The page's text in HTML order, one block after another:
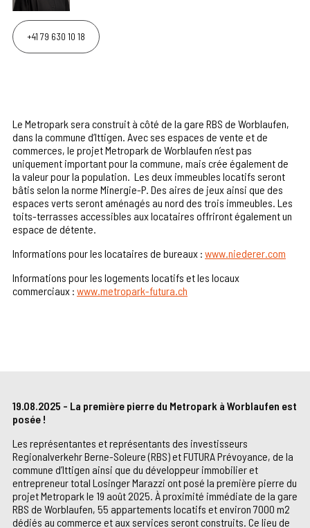
+41 79 630 10 18
Le Metropark sera construit à côté de la gare RBS de Worblaufen,
dans la commune d’Ittigen. Avec ses espaces de vente et de
commerces, le projet Metropark de Worblaufen n’est pas
uniquement important pour la commune, mais crée également de
la valeur pour la population. Les deux immeubles locatifs seront
bâtis selon la norme Minergie-P. Des aires de jeux ainsi que des
espaces verts seront aménagés au nord des trois immeubles. Les
toits-terrasses accessibles aux locataires offriront également un
espace de détente.
Informations pour les locataires de bureaux : www.niederer.com
Informations pour les logements locatifs et les locaux
commerciaux : www.metropark-futura.ch
19.08.2025 - La première pierre du Metropark à Worblaufen est
posée !
Les représentantes et représentants des investisseurs
Regionalverkehr Berne-Soleure (RBS) et FUTURA Prévoyance, de la
commune d’Ittigen ainsi que du développeur immobilier et
entrepreneur total Losinger Marazzi ont posé la première pierre du
projet Metropark le 19 août 2025. À proximité immédiate de la gare
RBS de Worblaufen, 55 appartements locatifs et environ 7000 m2
dédiés au commerce et aux services seront construits. Ce lieu de